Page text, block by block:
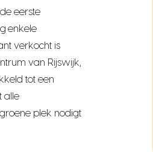
eerste
enkele
verkocht is
van Rijswijk,
tot een
alle
plek nodigt